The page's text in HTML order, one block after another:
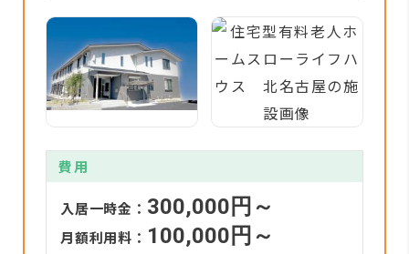
費用
入居一時金： 300,000円～
月額利用料： 100,000円～